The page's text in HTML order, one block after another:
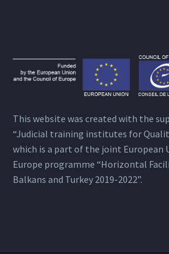
This website was created with the
“Judicial training institutes for
which is a part of the joint European
Europe programme “Horizontal
Balkans and Turkey 2019-2022”.